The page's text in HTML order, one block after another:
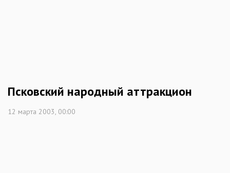
Псковский народный аттракцион
12 марта 2003, 00:00